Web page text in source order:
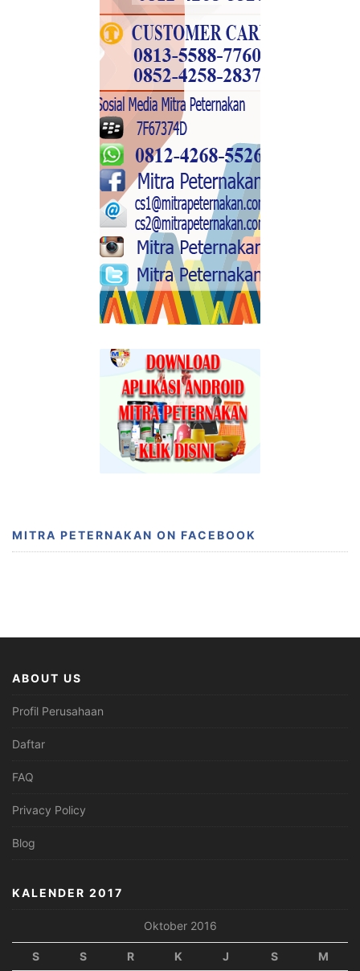
MITRA PETERNAKAN ON FACEBOOK
ABOUT US
Profil Perusahaan
Daftar
FAQ
Privacy Policy
Blog
KALENDER 2017
Oktober 2016
S S R K J S M